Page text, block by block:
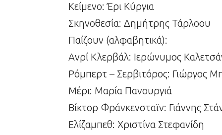
Κείμενο: Έρι Κύργια
Σκηνοθεσία: Δημήτρης Τάρλοου
Παίζουν (αλφαβητικά):
Ανρί Κλερβάλ: Ιερώνυμος
Ρόμπερτ – Σερβιτόρος: Γιώργος
Μέρι: Μαρία Πανουργιά
Βίκτορ Φράνκενσταϊν: Γιάννης
Ελίζαμπεθ: Χριστίνα Στεφανίδη